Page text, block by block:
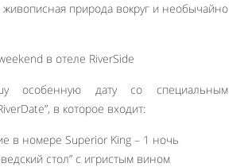
природа вокруг и необычайно
особенную дату со специальным
в которое входит:
в номере Superior King – 1 ночь
стол” с игристым вином